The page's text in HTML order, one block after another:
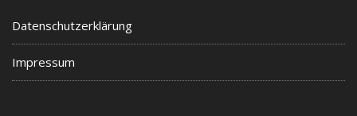
Datenschutzerklärung
Impressum